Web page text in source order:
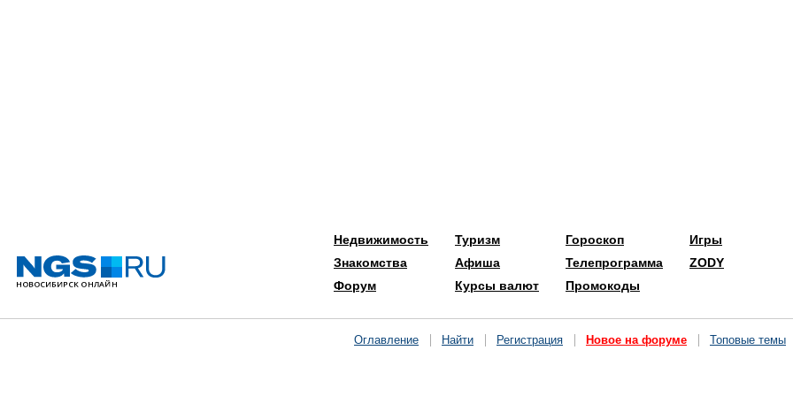
Недвижимость
Знакомства
Форум
Туризм
Афиша
Курсы валют
Гороскоп
Телепрограмма
Промокоды
Игры
ZODY
Оглавление Найти Регистрация Новое на форуме Топовые темы